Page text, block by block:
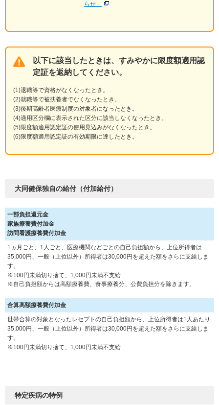
らせ」
以下に該当したときは、すみやかに限度額適用認
定証を返納してください。
退職等で資格がなくなったとき。
就職等で被扶養者でなくなったとき。
後期高齢者医療制度の対象者になったとき。
適用区分欄に表示された区分に該当しなくなったとき。
限度額適用認定証の使用見込みがなくなったとき。
限度額適用認定証の有効期限に達したとき。
大同健保独自の給付（付加給付）
一部負担還元金
家族療養費付加金
訪問看護療養費付加金
1ヵ月ごと、1人ごと、医療機関などごとの自己負担額から、上位所得者は
35,000円、一般（上位以外）所得者は30,000円を超えた額をさらに支給しま
す。
※100円未満切り捨て、1,000円未満不支給
※自己負担額からは高額療養費、食事療養分、公費負担分を除きます。
合算高額療養費付加金
世帯合算の対象となったレセプトの自己負担額から、上位所得者は1人あたり
35,000円、一般（上位以外）所得者は30,000円を超えた額をさらに支給しま
す。
※100円未満切り捨て、1,000円未満不支給
特定疾病の特例